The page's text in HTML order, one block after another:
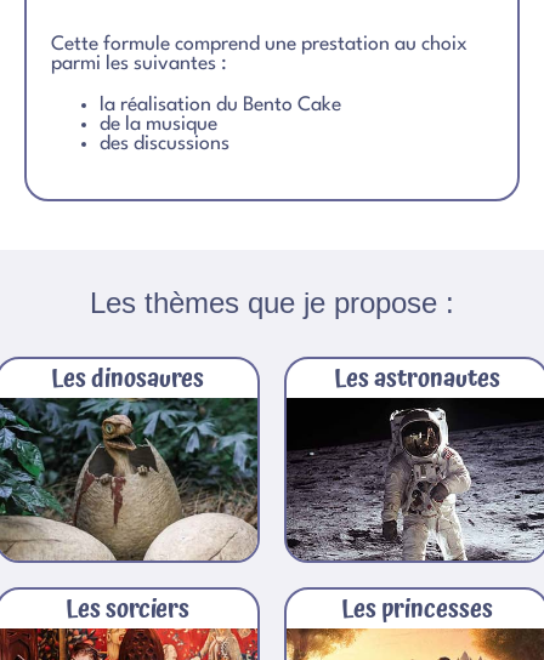
Cette formule comprend une prestation au choix
parmi les suivantes :
la réalisation du Bento Cake
de la musique
des discussions
Les thèmes que je propose :
Les dinosaures Les astronautes
Les sorciers Les princesses